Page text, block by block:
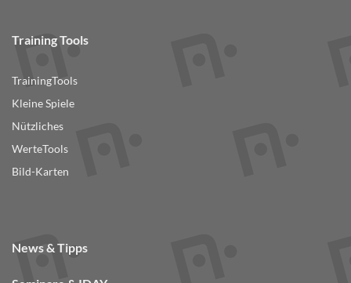
Training Tools
TrainingTools
Kleine Spiele
Nützliches
WerteTools
Bild-Karten
News & Tipps